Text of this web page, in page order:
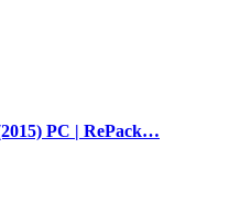
PC | RePack…